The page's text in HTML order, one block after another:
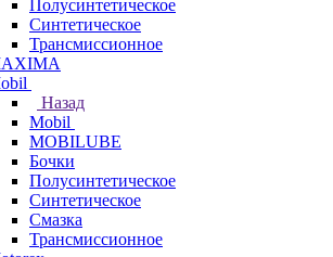
Полусинтетическое
Синтетическое
Трансмиссионное
Назад
Mobil
MOBILUBE
Бочки
Полусинтетическое
Синтетическое
Смазка
Трансмиссионное